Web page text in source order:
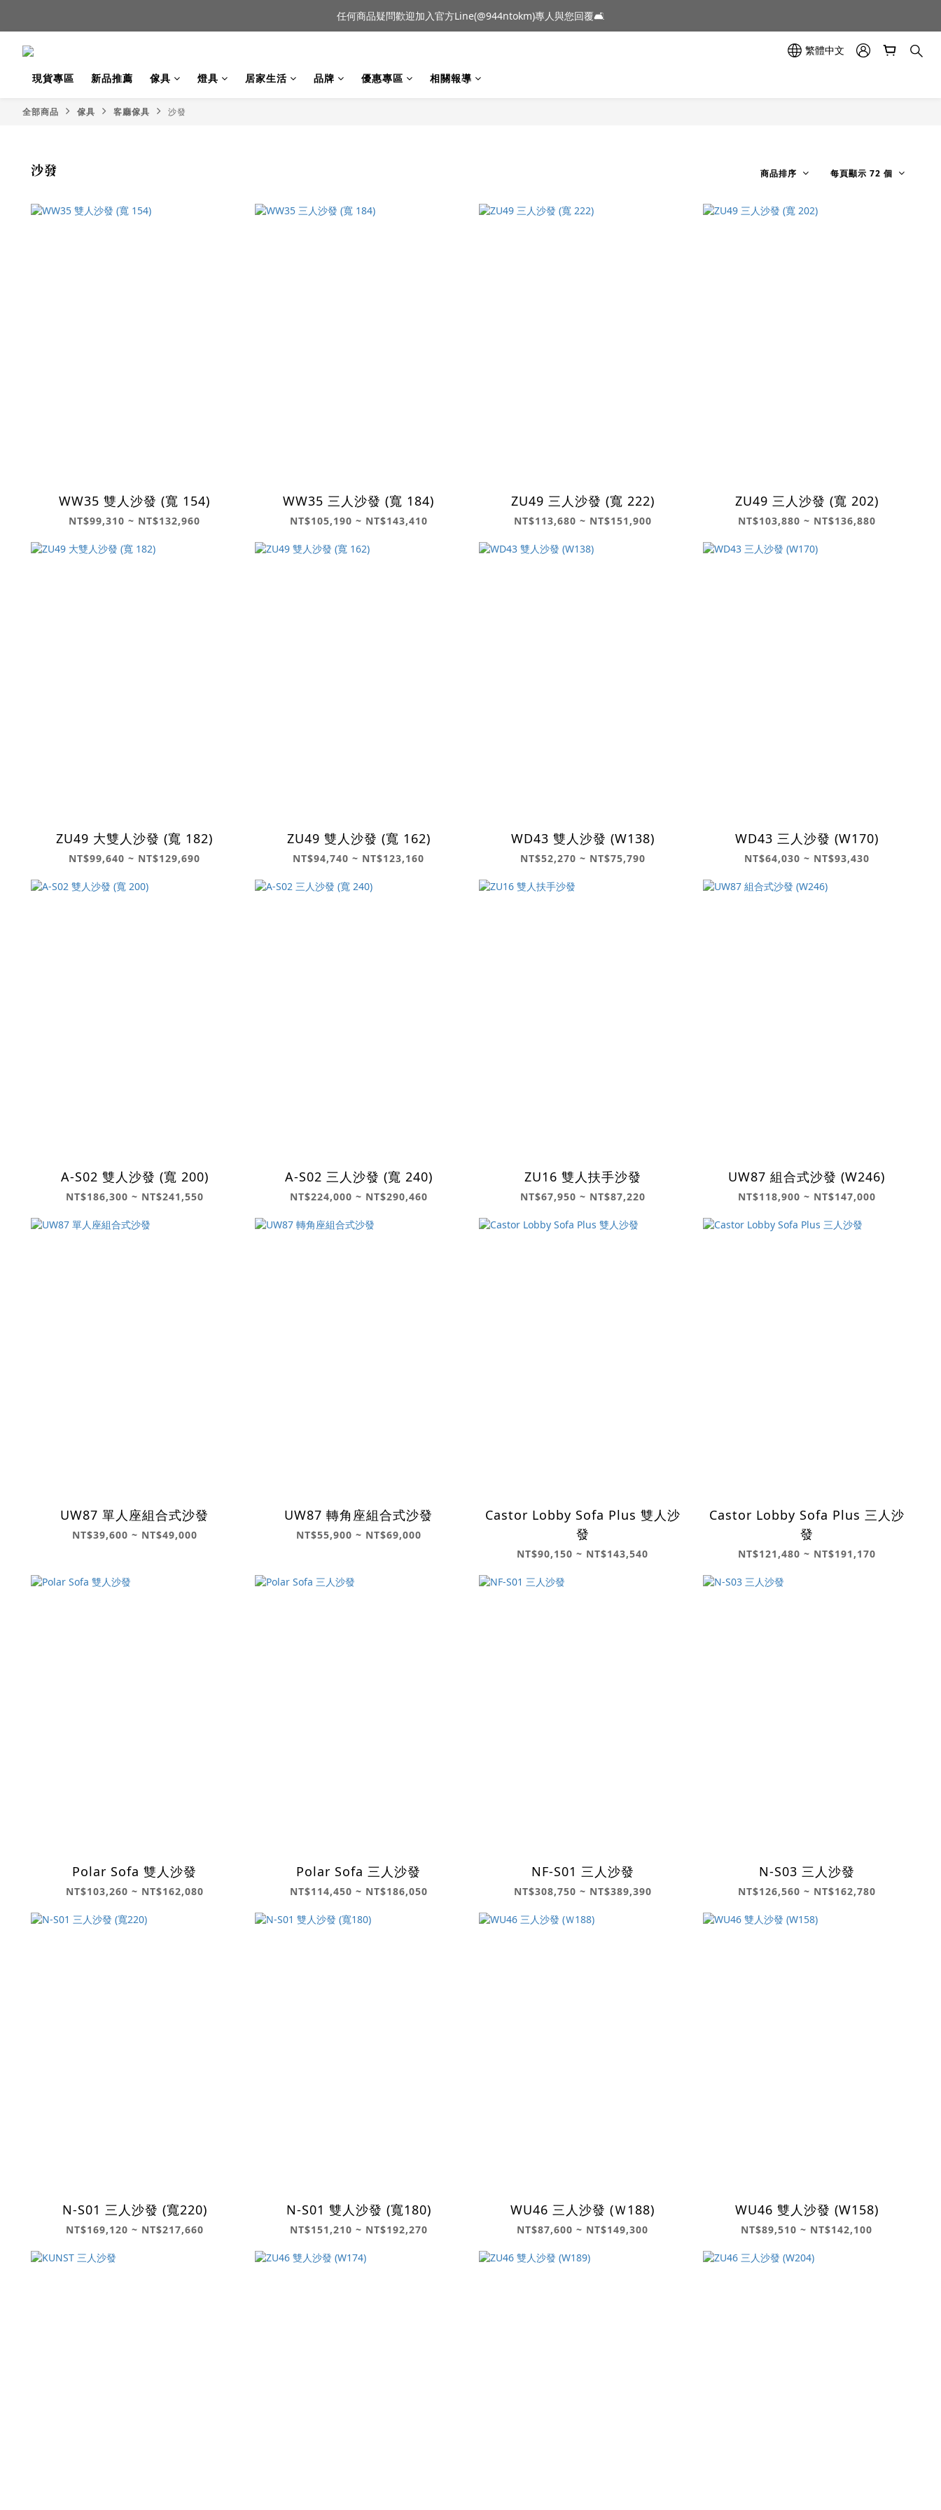
新品到貨｜日本燈具品牌 Ambientec 年度新品 Barcarolle 臺中樂群門市展示中✨
任何商品疑問歡迎加入官方Line(@944ntokm)專人與您回覆🛋️
繁體中文
現貨專區 新品推薦 傢具 燈具 居家生活 品牌 優惠專區 相關報導
全部商品 傢具 客廳傢具 沙發
沙發 商品排序 每頁顯示 72 個
WW35 雙人沙發 (寬 154)
NT$99,310 ~ NT$132,960
WW35 三人沙發 (寬 184)
NT$105,190 ~ NT$143,410
ZU49 三人沙發 (寬 222)
NT$113,680 ~ NT$151,900
ZU49 三人沙發 (寬 202)
NT$103,880 ~ NT$136,880
ZU49 大雙人沙發 (寬 182)
NT$99,640 ~ NT$129,690
ZU49 雙人沙發 (寬 162)
NT$94,740 ~ NT$123,160
WD43 雙人沙發 (W138)
NT$52,270 ~ NT$75,790
WD43 三人沙發 (W170)
NT$64,030 ~ NT$93,430
A-S02 雙人沙發 (寬 200)
NT$186,300 ~ NT$241,550
A-S02 三人沙發 (寬 240)
NT$224,000 ~ NT$290,460
ZU16 雙人扶手沙發
NT$67,950 ~ NT$87,220
UW87 組合式沙發 (W246)
NT$118,900 ~ NT$147,000
UW87 單人座組合式沙發
NT$39,600 ~ NT$49,000
UW87 轉角座組合式沙發
NT$55,900 ~ NT$69,000
Castor Lobby Sofa Plus 雙人沙
發
NT$90,150 ~ NT$143,540
Castor Lobby Sofa Plus 三人沙
發
NT$121,480 ~ NT$191,170
Polar Sofa 雙人沙發
NT$103,260 ~ NT$162,080
Polar Sofa 三人沙發
NT$114,450 ~ NT$186,050
NF-S01 三人沙發
NT$308,750 ~ NT$389,390
N-S03 三人沙發
NT$126,560 ~ NT$162,780
N-S01 三人沙發 (寬220)
NT$169,120 ~ NT$217,660
N-S01 雙人沙發 (寬180)
NT$151,210 ~ NT$192,270
WU46 三人沙發 (Ｗ188)
NT$87,600 ~ NT$149,300
WU46 雙人沙發 (W158)
NT$89,510 ~ NT$142,100